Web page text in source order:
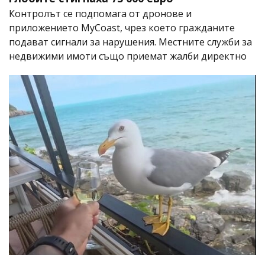
Контролът се подпомага от дронове и
приложението MyCoast, чрез което гражданите
подават сигнали за нарушения. Местните служби за
недвижими имоти също приемат жалби директно